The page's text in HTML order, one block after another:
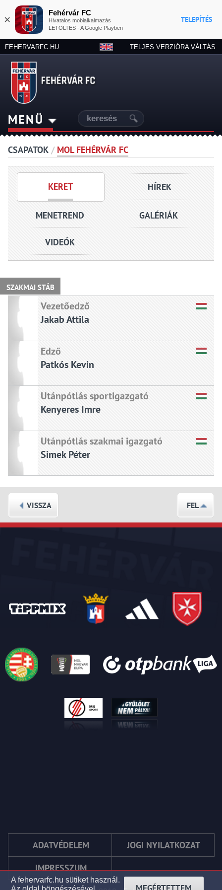
×
Fehérvár FC
Hivatalos mobialkalmazás
LETÖLTÉS - A Google Playben
TELEPÍTÉS
FEHERVARFC.HU TELJES VERZIÓRA VÁLTÁS
MENÜ
CSAPATOK / MOL FEHÉRVÁR FC
KERET HÍREK
MENETREND GALÉRIÁK
VIDEÓK
SZAKMAI STÁB
Vezetőedző
Jakab Attila
Edző
Patkós Kevin
Utánpótlás sportigazgató
Kenyeres Imre
Utánpótlás szakmai igazgató
Simek Péter
VISSZA FEL
ADATVÉDELEM
JOGI NYILATKOZAT
IMPRESSZUM
A fehervarfc.hu sütiket használ.